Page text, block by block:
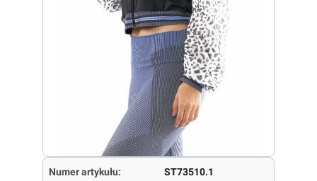
Numer artykułu: ST73510.1